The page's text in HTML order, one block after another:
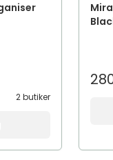
2 butiker